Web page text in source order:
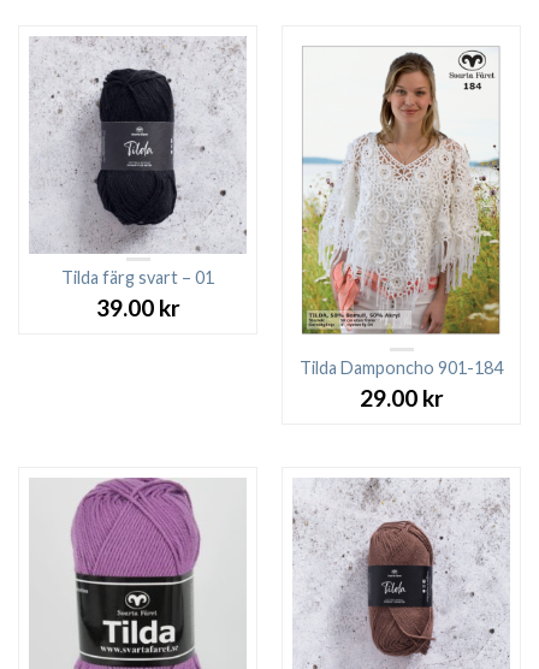
Tilda färg svart – 01
39.00 kr
Tilda Damponcho 901-184
29.00 kr